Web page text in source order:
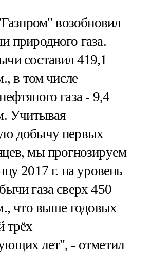
возобновил
природного газа.
составил 419,1
в том числе
газа - 9,4
Учитывая
добычу первых
мы прогнозируем
2017 г. на уровень
газа сверх 450
что выше годовых
трёх
лет", - отметил